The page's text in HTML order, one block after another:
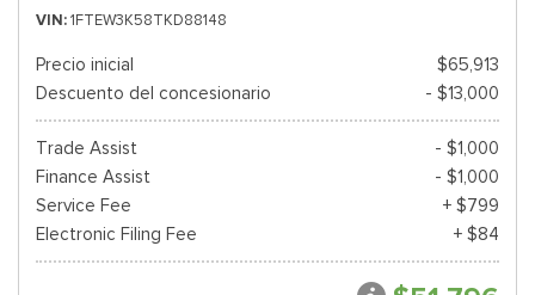
VIN 1FTEW3K58TKD88148
Precio inicial
$65,913
Descuento del concesionario
- $13,000
Trade Assist
- $1,000
Finance Assist
- $1,000
Service Fee
+ $799
Electronic Filing Fee
+ $84